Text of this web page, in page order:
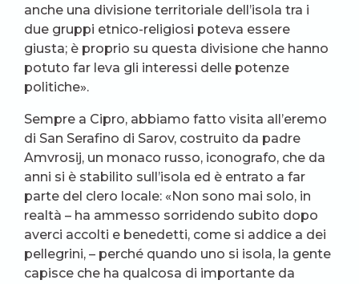
anche una divisione territoriale dell’isola tra i
due gruppi etnico-religiosi poteva essere
giusta; è proprio su questa divisione che hanno
potuto far leva gli interessi delle potenze
politiche».
Sempre a Cipro, abbiamo fatto visita all’eremo
di San Serafino di Sarov, costruito da padre
Amvrosij, un monaco russo, iconografo, che da
anni si è stabilito sull’isola ed è entrato a far
parte del clero locale: «Non sono mai solo, in
realtà – ha ammesso sorridendo subito dopo
averci accolti e benedetti, come si addice a dei
pellegrini, – perché quando uno si isola, la gente
capisce che ha qualcosa di importante da